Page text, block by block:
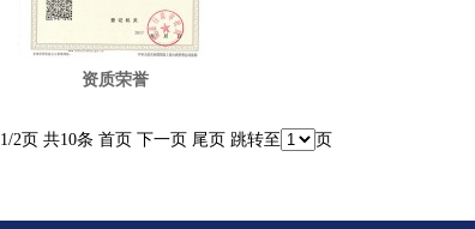
资质荣誉
1/2页 共10条 首页 下一页 尾页 跳转至 页